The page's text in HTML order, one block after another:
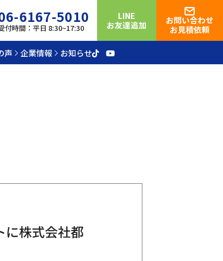
6167-5010
付時間：平日 8:30~17:30
LINE
お友達追加 お問い合わせ
お見積依頼
声
企業情報 お知らせ
に株式会社都